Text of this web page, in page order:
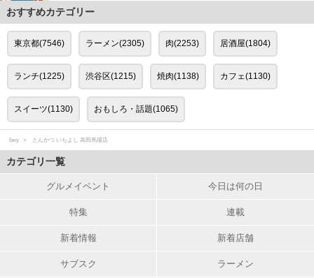
おすすめカテゴリー
東京都(7546) ラーメン(2305) 肉(2253) 居酒屋(1804)
ランチ(1225) 渋谷区(1215) 焼肉(1138) カフェ(1130)
スイーツ(1130) おもしろ・話題(1065)
favy とんかつ いちよし 高田馬場店
カテゴリ一覧
グルメイベント 今日は何の日
特集 連載
新着情報 新着店舗
サブスク ラーメン